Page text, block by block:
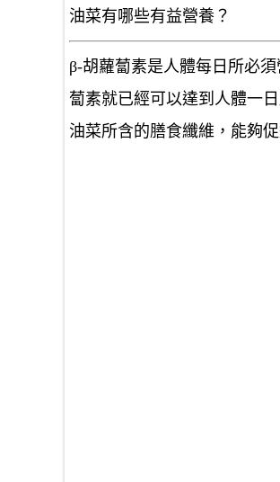
油菜有哪些有益營養？
β-胡蘿蔔素是人體每日所必
蔔素就已經可以達到人體一
油菜所含的膳食纖維，能夠